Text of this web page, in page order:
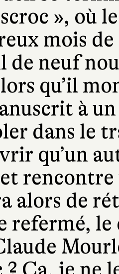
», où
mois
de neuf
qu’il
à
dans le
qu’un
rencontre
alors de
refermé, le